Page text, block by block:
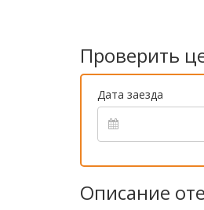
Проверить
Дата заезда
Описание